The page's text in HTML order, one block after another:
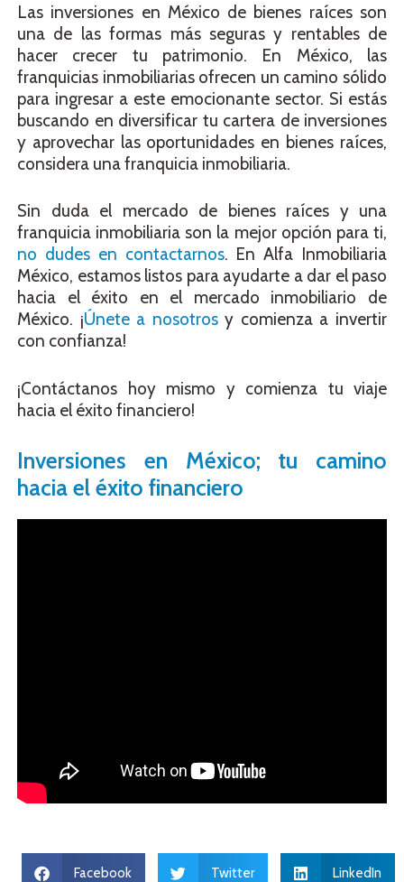
Las inversiones en México de bienes raíces son
una de las formas más seguras y rentables de
hacer crecer tu patrimonio. En México, las
franquicias inmobiliarias ofrecen un camino sólido
para ingresar a este emocionante sector. Si estás
buscando en diversificar tu cartera de inversiones
y aprovechar las oportunidades en bienes raíces,
considera una franquicia inmobiliaria.
Sin duda el mercado de bienes raíces y una
franquicia inmobiliaria son la mejor opción para ti,
no dudes en contactarnos. En Alfa Inmobiliaria
México, estamos listos para ayudarte a dar el paso
hacia el éxito en el mercado inmobiliario de
México. ¡Únete a nosotrosy comienza a invertir
con confianza!
¡Contáctanos hoy mismo y comienza tu viaje
hacia el éxito financiero!
Inversiones en México; tu camino
hacia el éxito financiero
Facebook Twitter LinkedIn